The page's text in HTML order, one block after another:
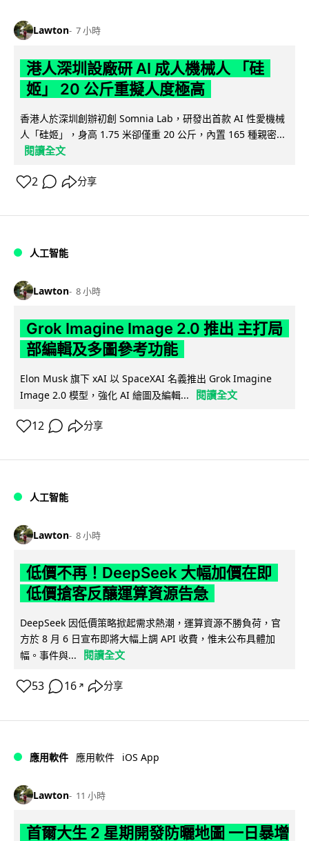
Lawton 7 小時
港人深圳設廠研 AI 成人機械人 「硅
姬」 20 公斤重擬人度極高
香港人於深圳創辦初創 Somnia Lab，研發出首款 AI 性愛機械
人「硅姬」，身高 1.75 米卻僅重 20 公斤，內置 165 種親密...
閱讀全文
2 分享
人工智能
Lawton 8 小時
Grok Imagine Image 2.0 推出 主打局
部編輯及多圖參考功能
Elon Musk 旗下 xAI 以 SpaceXAI 名義推出 Grok Imagine
Image 2.0 模型，強化 AI 繪圖及編輯...
閱讀全文
12 分享
人工智能
Lawton 8 小時
低價不再！DeepSeek 大幅加價在即
低價搶客反釀運算資源告急
DeepSeek 因低價策略掀起需求熱潮，運算資源不勝負荷，官
方於 8 月 6 日宣布即將大幅上調 API 收費，惟未公布具體加
幅。事件與...
閱讀全文
53 16 ↗ 分享
應用軟件 應用軟件 iOS App
Lawton 11 小時
首爾大生 2 星期開發防曬地圖 一日暴增